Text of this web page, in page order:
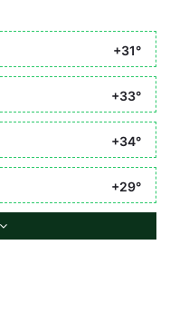
+31°
+33°
+34°
+29°